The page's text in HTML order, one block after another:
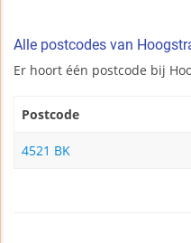
Alle postcodes van
Er hoort één postcode bij
Postcode
4521 BK